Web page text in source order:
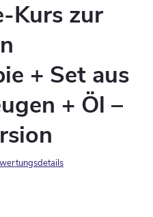
Kurs zur
+ Set aus
+ Öl –